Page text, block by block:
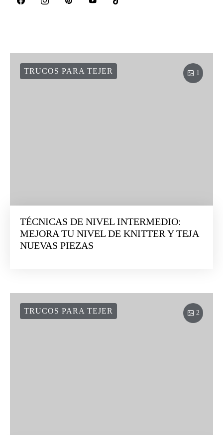
1
TRUCOS PARA TEJER
TÉCNICAS DE NIVEL INTERMEDIO:
MEJORA TU NIVEL DE KNITTER Y TEJA
NUEVAS PIEZAS
2
TRUCOS PARA TEJER